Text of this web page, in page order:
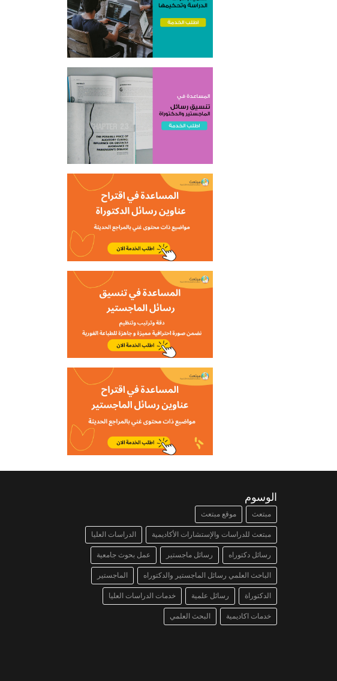
الوسوم
مبتعث موقع مبتعث
مبتعث للدراسات والإستشارات الأكاديمية الدراسات العليا
رسائل دكتوراه رسائل ماجستير عمل بحوث جامعية
الباحث العلمي رسائل الماجستير والدكتوراه الماجستير
الدكتوراة رسائل علمية خدمات الدراسات العليا
خدمات اكاديمية البحث العلمي